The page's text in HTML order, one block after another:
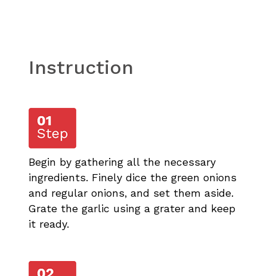
Instruction
Begin by gathering all the necessary
ingredients. Finely dice the green onions
and regular onions, and set them aside.
Grate the garlic using a grater and keep
it ready.